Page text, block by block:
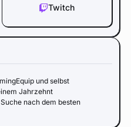
Twitch
und selbst
Jahrzehnt
nach dem besten